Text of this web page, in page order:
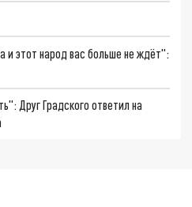
и этот народ вас больше не ждёт":
Друг Градского ответил на